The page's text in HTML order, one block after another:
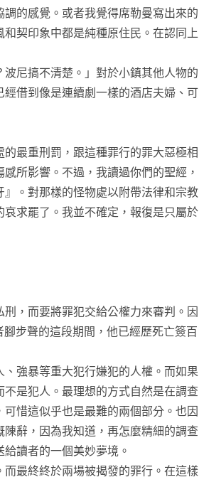
的感覺。或者我覺得席勒曼寫出來的
契印象中都是純種原住民。在認同上
尼搞不清楚。」對於小鎮其他人物的
借到像是連續劇一樣的酒店夫婦、可
重刑罰，跟這種罪行的罪大惡極相
所影響。不過，我讀過你們的聖經，
。對那樣的怪物處以附帶法律和宗教
求罷了。我並不確定，報復是只屬於
，而要將罪犯交給公權力來審判。因
步聲的這段期間，他已經歷死亡簽百
強暴等重大犯行嫌犯的人權。而如果
是犯人。最理想的方式自然是在調查
惜這似乎也是最難的兩個部分。也因
辭，因為我知道，再怎麼精細的調查
讀者的一個美妙夢境。
最終終於兩場被揭發的罪行。在這樣